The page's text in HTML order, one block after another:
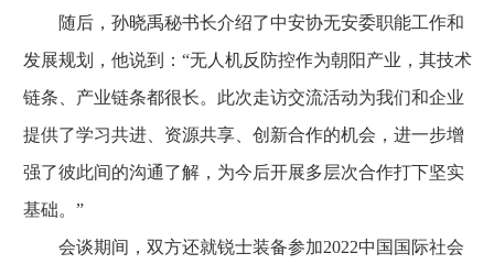
随后，孙晓禹秘书长介绍了中安协无安委职能工作和
发展规划，他说到：“无人机反防控作为朝阳产业，其技术
链条、产业链条都很长。此次走访交流活动为我们和企业
提供了学习共进、资源共享、创新合作的机会，进一步增
强了彼此间的沟通了解，为今后开展多层次合作打下坚实
基础。”
会谈期间，双方还就锐士装备参加2022中国国际社会